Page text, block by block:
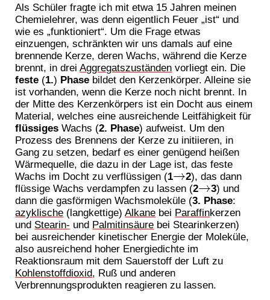
Als Schüler fragte ich mit etwa 15 Jahren meinen
Chemielehrer, was denn eigentlich Feuer „ist“ und
wie es „funktioniert“. Um die Frage etwas
einzuengen, schränkten wir uns damals auf eine
brennende Kerze, deren Wachs, während die Kerze
brennt, in dreiAggregatszuständen vorliegt ein. Die
feste (1.) Phase bildet den Kerzenkörper. Alleine sie
ist vorhanden, wenn die Kerze noch nicht brennt. In
der Mitte des Kerzenkörpers ist ein Docht aus einem
Material, welches eine ausreichende Leitfähigkeit für
flüssiges Wachs (2. Phase) aufweist. Um den
Prozess des Brennens der Kerze zu initiieren, in
Gang zu setzen, bedarf es einer genügend heißen
Wärmequelle, die dazu in der Lage ist, das feste
Wachs im Docht zu verflüssigen (1→2), das dann
flüssige Wachs verdampfen zu lassen (2→3) und
dann die gasförmigen Wachsmoleküle (3. Phase:
azyklische (langkettige)Alkane bei Paraffinkerzen
und Stearin- und Palmitinsäure bei Stearinkerzen)
bei ausreichender kinetischer Energie der Moleküle,
also ausreichend hoher Energiedichte im
Reaktionsraum mit dem Sauerstoff der Luft zu
Kohlenstoffdioxid, Ruß und anderen
Verbrennungsprodukten reagieren zu lassen.